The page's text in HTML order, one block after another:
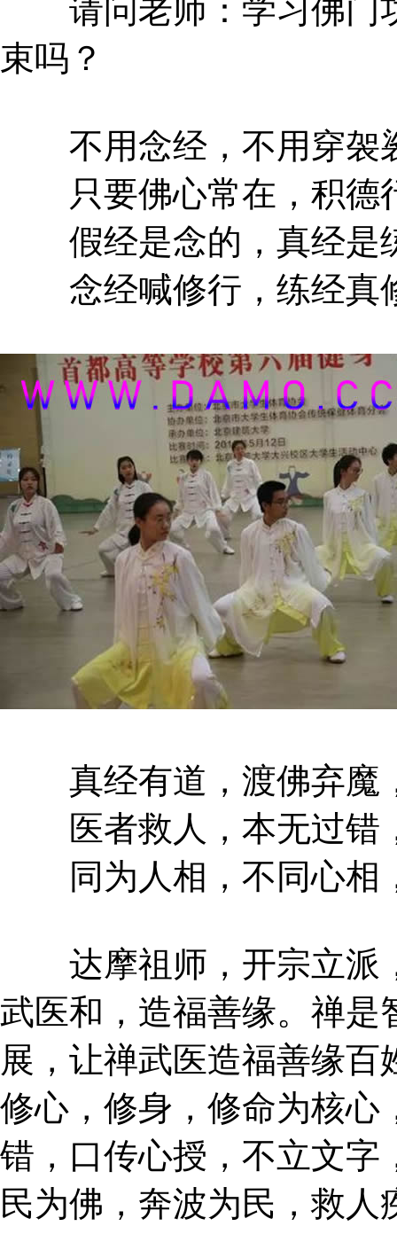
请问老师：学习佛门
束吗？
不用念经，不用穿袈
只要佛心常在，积德
假经是念的，真经是
念经喊修行，练经真
真经有道，渡佛弃魔
医者救人，本无过错
同为人相，不同心相
达摩祖师，开宗立派
武医和，造福善缘。禅是
展，让禅武医造福善缘
修心，修身，修命为核心
错，口传心授，不立文字
民为佛，奔波为民，救人